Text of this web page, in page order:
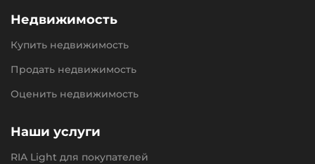
Недвижимость
Купить недвижимость
Продать недвижимость
Оценить недвижимость
Наши услуги
RIA Light для покупателей